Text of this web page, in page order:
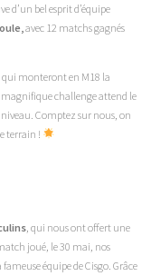
d’un bel esprit d’équipe
avec 12 matchs gagnés
qui monteront en M18 la
magnifique challenge attend le
Comptez sur nous, on
terrain !
, qui nous ont offert une
joué, le 30 mai, nos
équipe de Cisgo. Grâce